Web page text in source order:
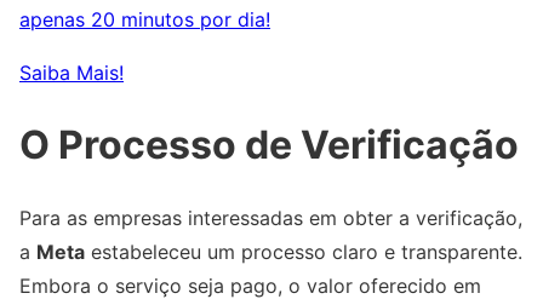
apenas 20 minutos por dia!
Saiba Mais!
O Processo de Verificação
Para as empresas interessadas em obter a verificação,
a Meta estabeleceu um processo claro e transparente.
Embora o serviço seja pago, o valor oferecido em